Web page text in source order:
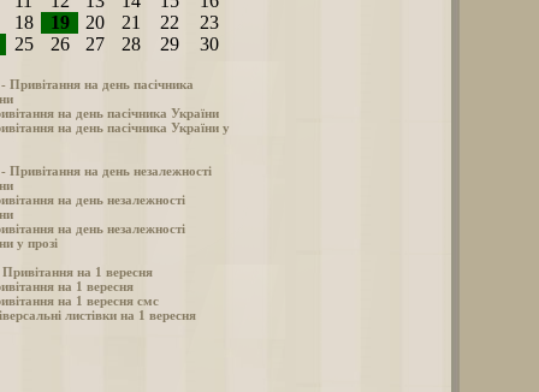
18
19 20 21 22
23
25
26 27 28 29 30
Привітання на день пасічника
на день пасічника України
на день пасічника України у
Привітання на день незалежності
на день незалежності
на день незалежності
у прозі
на 1 вересня
на 1 вересня
на 1 вересня смс
листівки на 1 вересня